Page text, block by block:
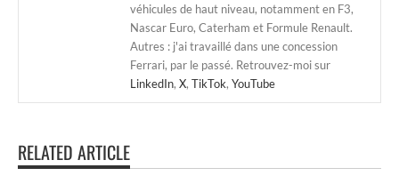
véhicules de haut niveau, notamment en F3,
Nascar Euro, Caterham et Formule Renault.
Autres : j'ai travaillé dans une concession
Ferrari, par le passé. Retrouvez-moi sur
LinkedIn, X, TikTok, YouTube
RELATED ARTICLE